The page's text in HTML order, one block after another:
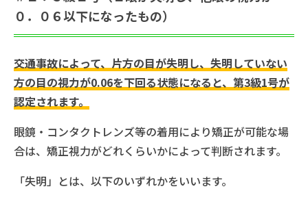
０．０６以下になったもの）
交通事故によって、片方の目が失明し、失明していない
方の目の視力が0.06を下回る状態になると、第3級1号が
認定されます。
眼鏡・コンタクトレンズ等の着用により矯正が可能な場
合は、矯正視力がどれくらいかによって判断されます。
「失明」とは、以下のいずれかをいいます。